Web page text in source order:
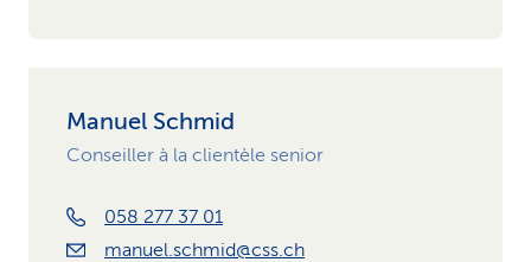
Manuel Schmid
Conseiller à la clientèle senior
058 277 37 01
manuel.schmid@css.ch